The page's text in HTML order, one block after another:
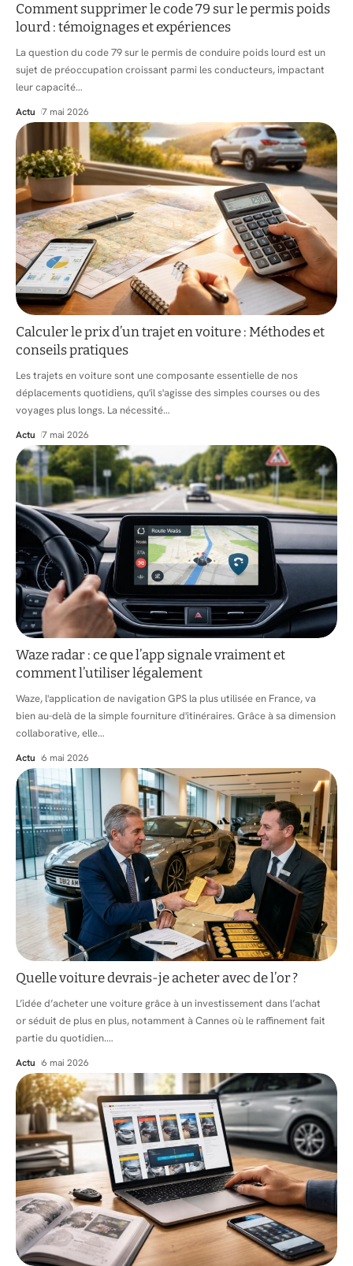
Comment supprimer le code 79 sur le permis poids
lourd : témoignages et expériences
La question du code 79 sur le permis de conduire poids lourd est un
sujet de préoccupation croissant parmi les conducteurs, impactant
leur capacité…
Actu 7 mai 2026
Calculer le prix d’un trajet en voiture : Méthodes et
conseils pratiques
Les trajets en voiture sont une composante essentielle de nos
déplacements quotidiens, qu'il s'agisse des simples courses ou des
voyages plus longs. La nécessité…
Actu 7 mai 2026
Waze radar : ce que l’app signale vraiment et
comment l’utiliser légalement
Waze, l'application de navigation GPS la plus utilisée en France, va
bien au-delà de la simple fourniture d'itinéraires. Grâce à sa dimension
collaborative, elle…
Actu 6 mai 2026
Quelle voiture devrais-je acheter avec de l’or ?
L’idée d’acheter une voiture grâce à un investissement dans l’achat
or séduit de plus en plus, notamment à Cannes où le raffinement fait
partie du quotidien.…
Actu 6 mai 2026